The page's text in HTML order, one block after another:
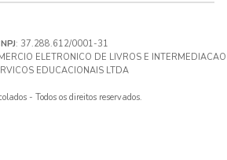
: 37.288.612/0001-31
ELETRONICO DE LIVROS E INTERMEDIACAO
EDUCACIONAIS LTDA
- Todos os direitos reservados.